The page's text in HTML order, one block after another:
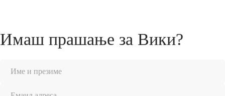
Имаш прашање за Вики?